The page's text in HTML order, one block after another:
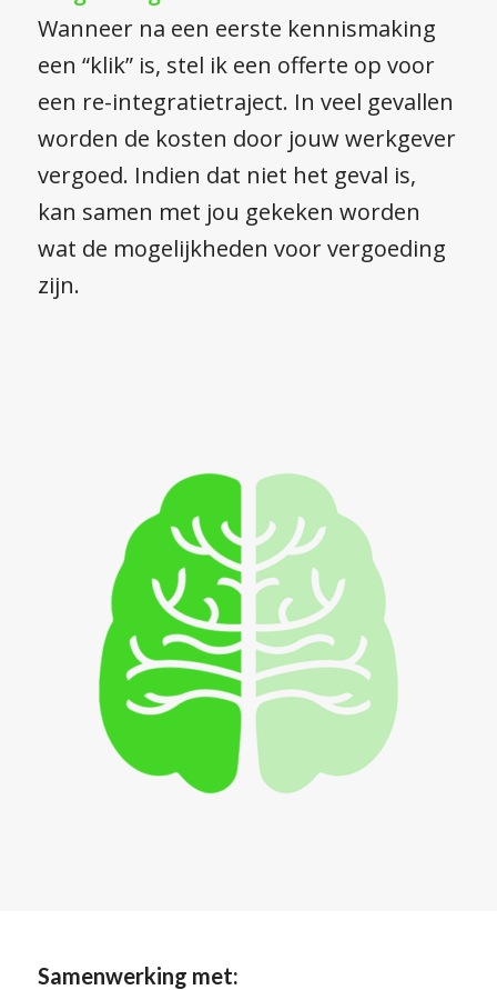
Wanneer na een eerste kennismaking
een “klik” is, stel ik een offerte op voor
een re-integratietraject. In veel gevallen
worden de kosten door jouw werkgever
vergoed. Indien dat niet het geval is,
kan samen met jou gekeken worden
wat de mogelijkheden voor vergoeding
zijn.
Samenwerking met: